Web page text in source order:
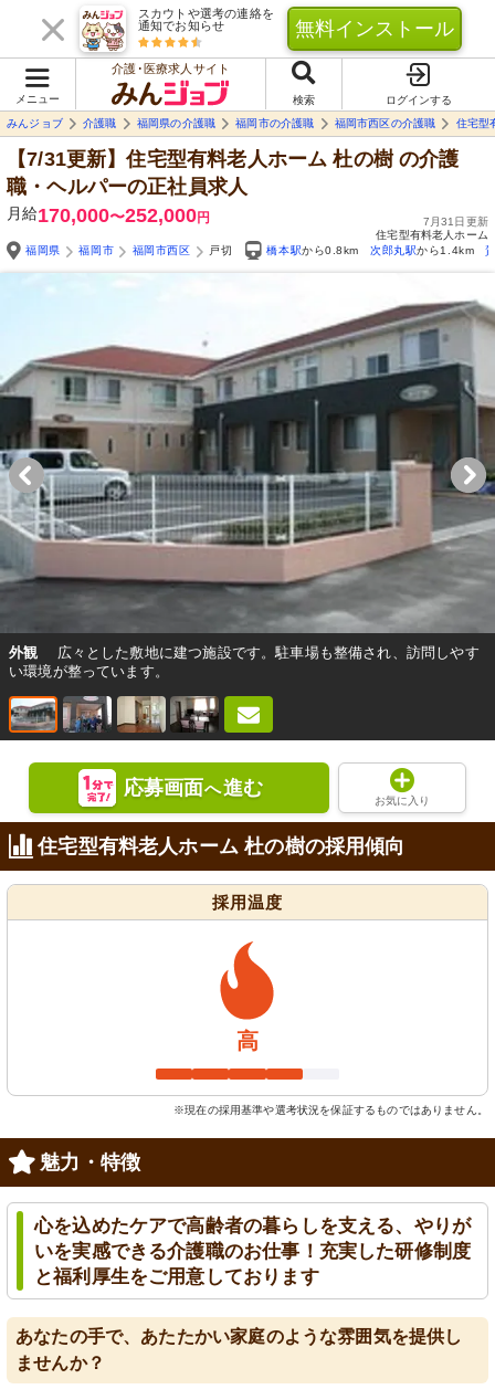
スカウトや選考の連絡を
通知でお知らせ
無料インストール
メニュー
介護･医療求人サイト
検索
ログインする
みんジョブ
介護職 福岡県の介護職 福岡市の介護職 福岡市西区の介護職 住宅型
【7/31更新】住宅型有料老人ホーム 杜の樹の介護
職・ヘルパーの正社員求人
月給170,000〜252,000円
7月31日更新
住宅型有料老人ホーム
福岡県
福岡市 福岡市西区 戸切 橋本駅から0.8km 次郎丸駅から1.4km
外観
広々とした敷地に建つ施設です。駐車場も整備され、訪問しやす
い環境が整っています。
応募画面へ進む
お気に入り
住宅型有料老人ホーム 杜の樹の採用傾向
採用温度
高
※現在の採用基準や選考状況を保証するものではありません。
魅力・特徴
心を込めたケアで高齢者の暮らしを支える、やりが
いを実感できる介護職のお仕事！充実した研修制度
と福利厚生をご用意しております
あなたの手で、あたたかい家庭のような雰囲気を提供し
ませんか？